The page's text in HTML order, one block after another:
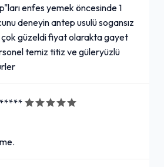
enfes yemek öncesinde 1
deneyin antep usulü sogansız
çok güzeldi fiyat olarakta gayet
temiz titiz ve güleryüzlü